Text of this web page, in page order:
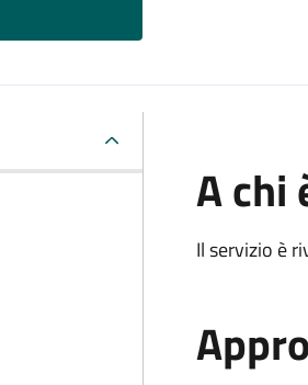
A chi
Il servizio è